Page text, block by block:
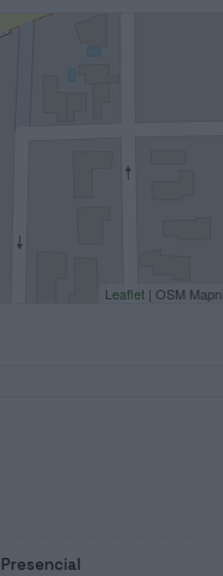
Leaflet| OSM
Presencial